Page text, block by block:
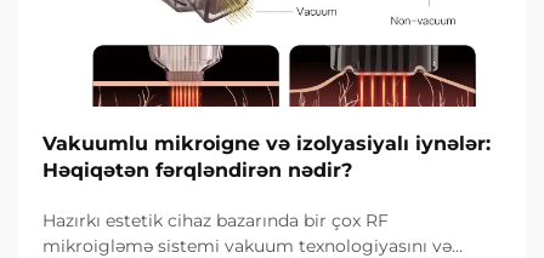
Vakuumlu mikroigne və izolyasiyalı iynələr:
Həqiqətən fərqləndirən nədir?
Hazırkı estetik cihaz bazarında bir çox RF
mikroigləmə sistemi vakuum texnologiyasını və